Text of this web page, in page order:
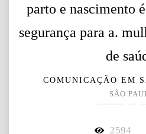
parto e nascimento
segurança para a.
de
COMUNICAÇÃO EM
SÃO
2594